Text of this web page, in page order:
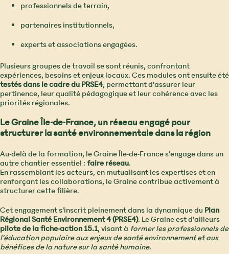
professionnels de terrain,
partenaires institutionnels,
experts et associations engagées.
Plusieurs groupes de travail se sont réunis, confrontant
expériences, besoins et enjeux locaux. Ces modules ont ensuite été
testés dans le cadre du PRSE4, permettant d’assurer leur
pertinence, leur qualité pédagogique et leur cohérence avec les
priorités régionales.
Le Graine Île-de-France, un réseau engagé pour
structurer la santé environnementale dans la région
Au-delà de la formation, le Graine Île-de-France s’engage dans un
autre chantier essentiel :faire réseau.
En rassemblant les acteurs, en mutualisant les expertises et en
renforçant les collaborations, le Graine contribue activement à
structurer cette filière.
Cet engagement s’inscrit pleinement dans la dynamique du Plan
Régional Santé Environnement 4 (PRSE4). Le Graine est d’ailleurs
pilote de la fiche-action 15.1, visant à former les professionnels de
l’éducation populaire aux enjeux de santé environnement et aux
bénéfices de la nature sur la santé humaine.